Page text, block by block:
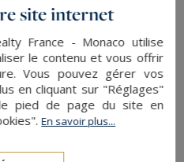
et d'une cuisine
accueille également
office de bureau
salle de bain et un
véritable espace nuit
deux dressings et
site internet
France - Monaco utilise
le contenu et vous offrir
Vous pouvez gérer vos
en cliquant sur "Réglages"
pied de page du site en
En savoir plus...